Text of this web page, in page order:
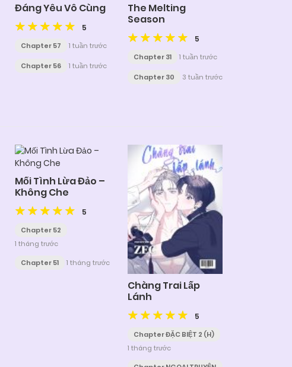
Đáng Yêu Vô Cùng
5
Chapter 57 1 tuần trước
Chapter 56 1 tuần trước
The Melting
Season
5
Chapter 31 1 tuần trước
Chapter 30 3 tuần trước
Mối Tình Lừa Đảo –
Không Che
5
Chapter 52
1 tháng trước
Chapter 51
1 tháng trước
Chàng Trai Lấp
Lánh
5
Chapter ĐẶC BIỆT 2 (H)
1 tháng trước